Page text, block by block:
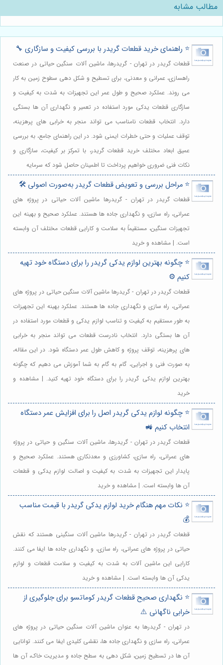
مطالب مشابه
⭐️ راهنمای خرید قطعات گریدر با بررسی کیفیت و سازگاری 🔧
قطعات گریدر در تهران - گریدرها، ماشین آلات سنگین حیاتی در صنعت
راهسازی، عمرانی و معدنی، برای تسطیح و شکل دهی سطوح زمین به کار
می روند. عملکرد صحیح و طول عمر این تجهیزات به شدت به کیفیت و
سازگاری قطعات یدکی مورد استفاده در تعمیر و نگهداری آن ها بستگی
دارد. انتخاب قطعات نامناسب می تواند منجر به خرابی های پرهزینه،
توقف عملیات و حتی خطرات ایمنی شود. در این راهنمای جامع، به بررسی
عمیق ابعاد مختلف خرید قطعات گریدر، با تمرکز بر کیفیت، سازگاری و
نکات فنی ضروری خواهیم پرداخت تا اطمینان حاصل شود که سرمایه
⭐️ مراحل بررسی و تعویض قطعات گریدر به‌صورت اصولی 🛠️
قطعات گریدر در تهران - گریدرها ماشین آلات حیاتی در پروژه های
عمرانی، راه سازی، و نگهداری جاده ها هستند. عملکرد صحیح و بهینه این
تجهیزات سنگین، مستقیماً به سلامت و کارایی قطعات مختلف آن وابسته
است. | مشاهده و خرید
⭐️ چگونه بهترین لوازم یدکی گریدر را برای دستگاه خود تهیه
کنیم ⚙️
قطعات گریدر در تهران - گریدرها ماشین آلات سنگین حیاتی در پروژه های
عمرانی، راه سازی و نگهداری جاده ها هستند. عملکرد بهینه این تجهیزات
به طور مستقیم به کیفیت و تناسب لوازم یدکی و قطعات مورد استفاده در
آن ها بستگی دارد. انتخاب نادرست قطعات می تواند منجر به خرابی
های پرهزینه، توقف پروژه و کاهش طول عمر دستگاه شود. در این مقاله،
به صورت فنی و اجرایی، گام به گام به شما آموزش می دهیم که چگونه
بهترین لوازم یدکی گریدر را برای دستگاه خود تهیه کنید. | مشاهده و
خرید
⭐️ چگونه لوازم یدکی گریدر اصل را برای افزایش عمر دستگاه
انتخاب کنیم 🚜
قطعات گریدر در تهران - گریدرها، ماشین آلات سنگین و حیاتی در پروژه
های عمرانی، راه سازی، کشاورزی و معدنکاری هستند. عملکرد صحیح و
پایدار این تجهیزات به شدت به کیفیت و اصالت لوازم یدکی و قطعات
آن ها وابسته است. | مشاهده و خرید
⭐️ نکات مهم هنگام خرید لوازم یدکی گریدر با قیمت مناسب
💰
قطعات گریدر در تهران - گریدرها ماشین آلات سنگینی هستند که نقش
حیاتی در پروژه های عمرانی، راه سازی، و نگهداری جاده ها ایفا می کنند.
کارایی این ماشین آلات به شدت به کیفیت و سلامت قطعات و لوازم
یدکی آن ها وابسته است. | مشاهده و خرید
⭐️ نگهداری صحیح قطعات گریدر کوماتسو برای جلوگیری از
خرابی ناگهانی ⚠️
در تهران - گریدرها به عنوان ماشین آلات سنگین حیاتی در پروژه های
عمرانی، راه سازی و نگهداری جاده ها، نقشی کلیدی ایفا می کنند. توانایی
آن ها در تسطیح زمین، شکل دهی به سطح جاده و مدیریت خاک، آن ها